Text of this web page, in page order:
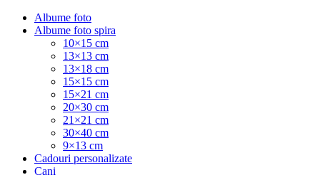
Albume foto
Albume foto spira
10×15 cm
13×13 cm
13×18 cm
15×15 cm
15×21 cm
20×30 cm
21×21 cm
30×40 cm
9×13 cm
Cadouri personalizate
Cani